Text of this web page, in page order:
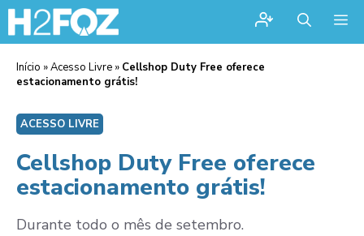
Início »Acesso Livre » Cellshop Duty Free oferece
estacionamento grátis!
ACESSO LIVRE
Cellshop Duty Free oferece
estacionamento grátis!
Durante todo o mês de setembro.